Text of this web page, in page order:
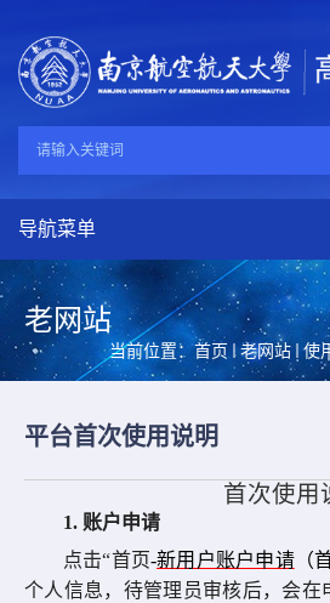
导航菜单
当前位置：首页 老网站 使
老网站
平台首次使用说明
首次使用
1. 账户申请
点击“首页-新用户账户申请（
个人信息，待管理员审核后，会在